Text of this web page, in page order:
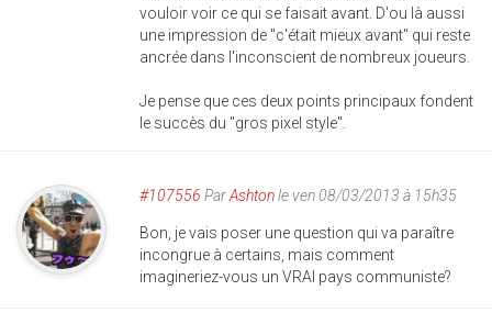
vouloir voir ce qui se faisait avant. D'ou là aussi
une impression de "c'était mieux avant" qui reste
ancrée dans l'inconscient de nombreux joueurs.
Je pense que ces deux points principaux fondent
le succès du "gros pixel style".
#107556 ParAshtonle ven 08/03/2013 à 15h35
Bon, je vais poser une question qui va paraître
incongrue à certains, mais comment
imagineriez-vous un VRAI pays communiste?